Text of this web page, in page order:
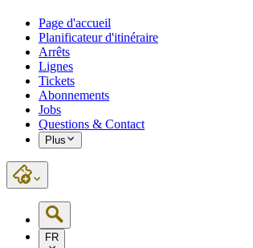
Page d'accueil
Planificateur d'itinéraire
Arrêts
Lignes
Tickets
Abonnements
Jobs
Questions & Contact
Plus
FR